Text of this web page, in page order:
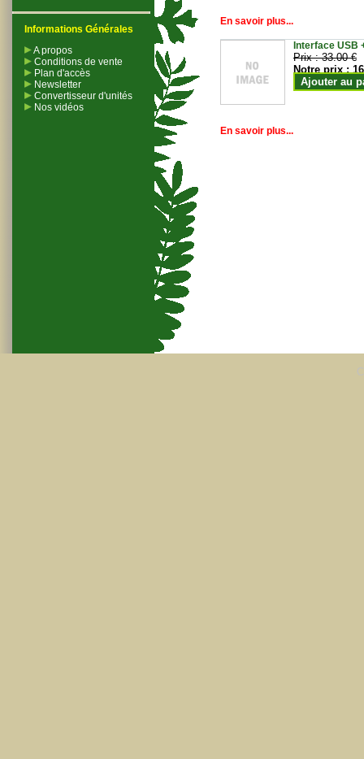
Informations Générales
A propos
Conditions de vente
Plan d'accès
Newsletter
Convertisseur d'unités
Nos vidéos
En savoir plus...
Interface USB
Prix :33.00 €
Notre prix :
Ajouter au
En savoir plus...